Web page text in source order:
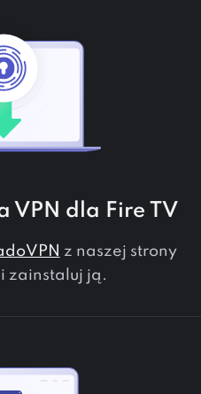
VPN dla Fire TV
z naszej strony
zainstaluj ją.